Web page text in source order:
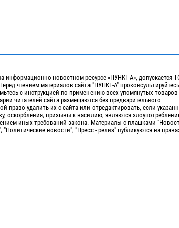
информационно-новостном ресурсе «ПУНКТ-А», допускается
чтением материалов сайта "ПУНКТ-А"
с инструкцией по применению всех упомянутых товаров
читателей сайта размещаются без предварительного
право удалить их с сайта или отредактировать, если
оскорбления, призывы к насилию, являются
иных требований закона. Материалы с плашками
новости", "Пресс - релиз" публикуются на